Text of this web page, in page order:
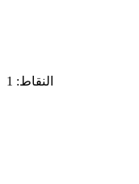
النقاط: 1